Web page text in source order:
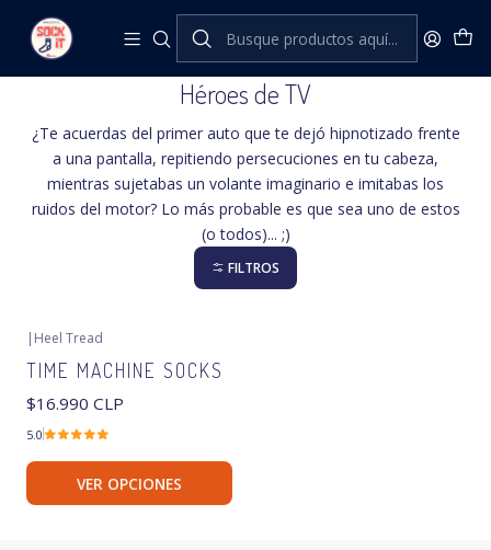
Heel Tread Héroes de TV
Héroes de TV
¿Te acuerdas del primer auto que te dejó hipnotizado frente
a una pantalla, repitiendo persecuciones en tu cabeza,
mientras sujetabas un volante imaginario e imitabas los
ruidos del motor? Lo más probable es que sea uno de estos
(o todos)... ;)
FILTROS
| Heel Tread
TIME MACHINE SOCKS
$16.990 CLP
5.0
VER OPCIONES